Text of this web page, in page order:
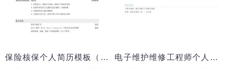
保险核保个人简历模板（医学背景） 电子维护维修工程师个人简历模板